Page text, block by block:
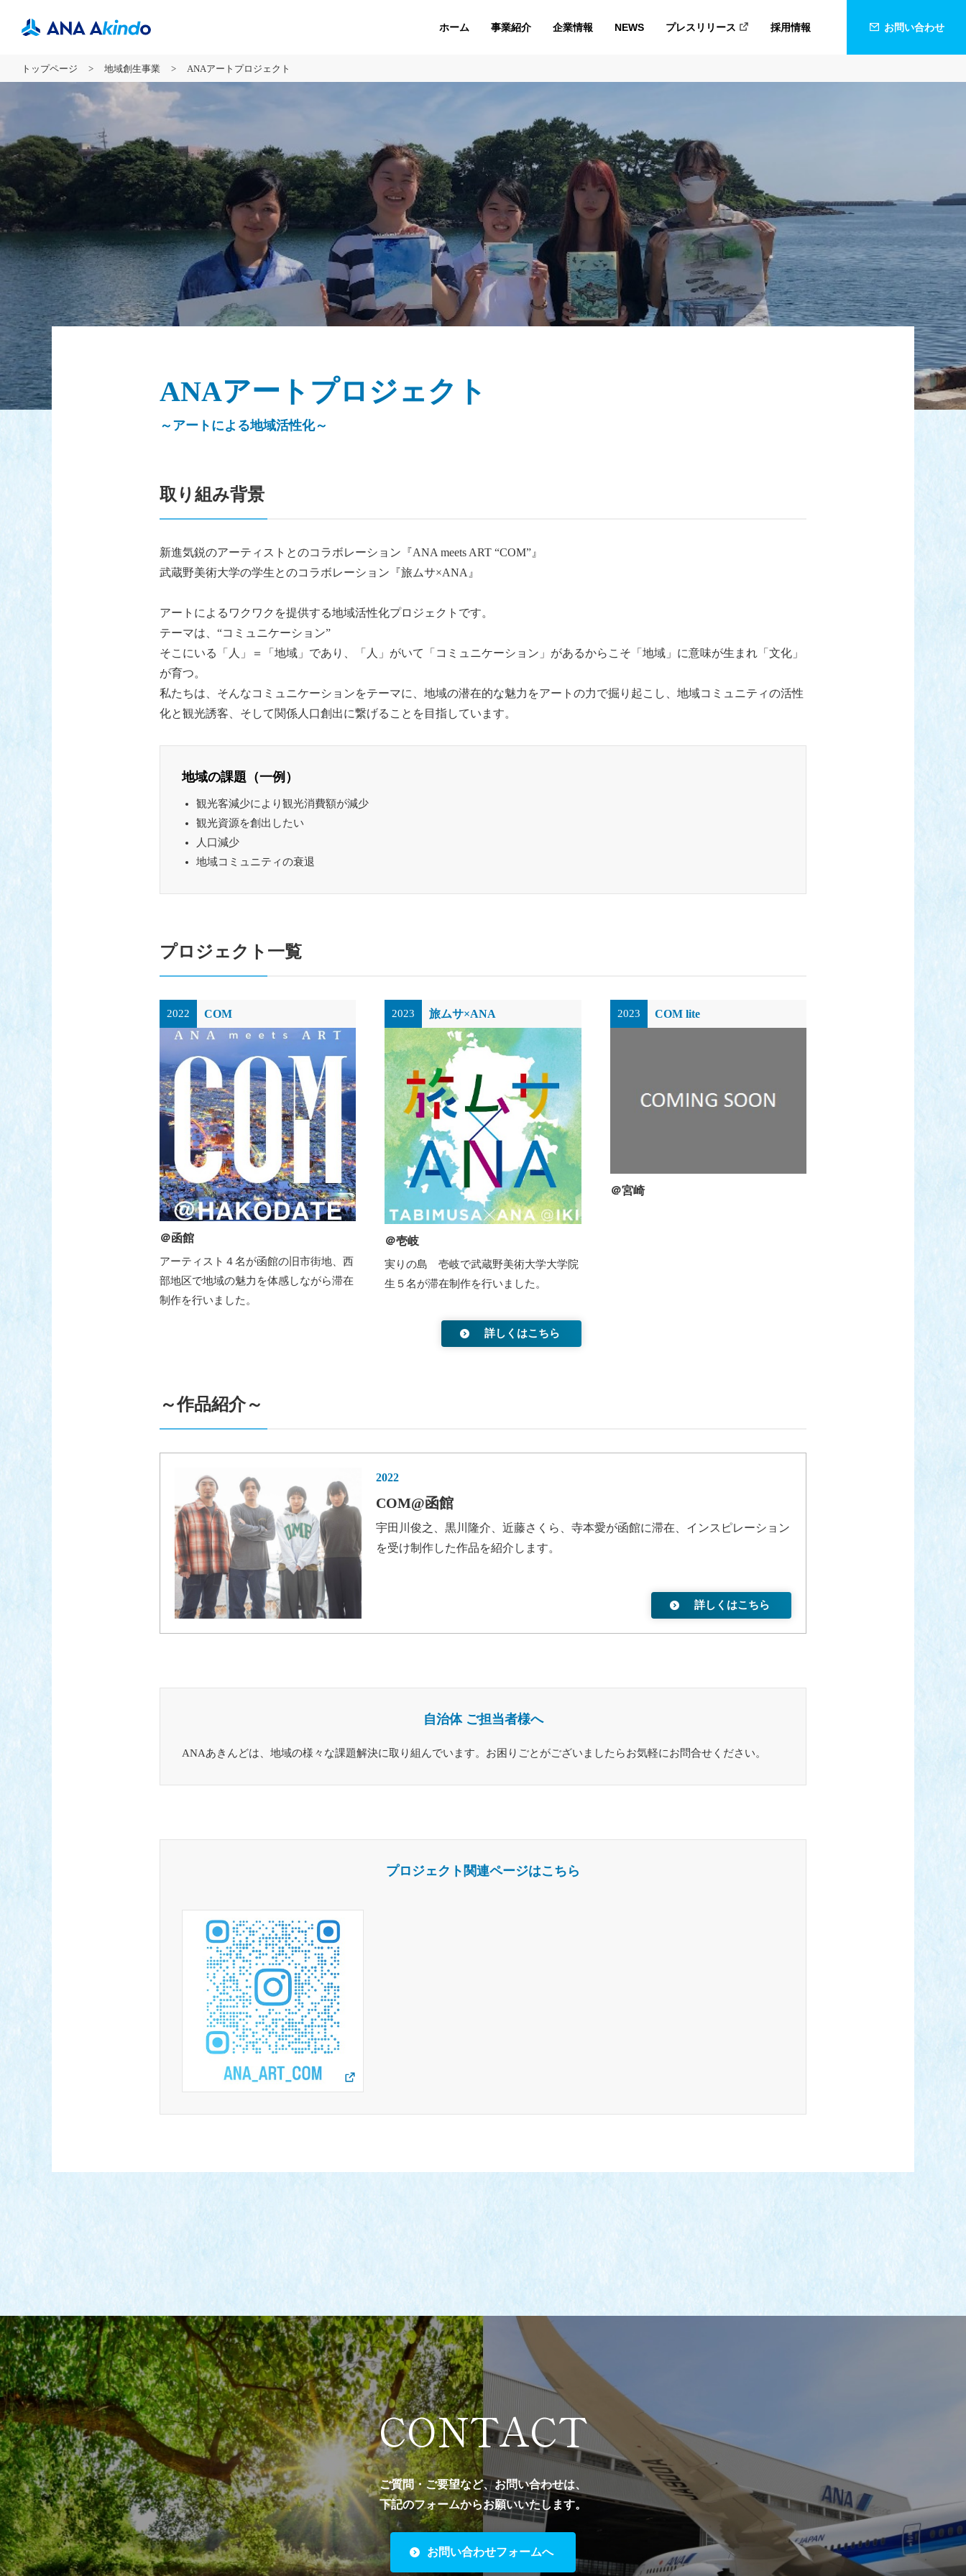
ホーム 事業紹介 企業情報 NEWS プレスリリース 採用情報 お問い合わせ
トップページ 地域創生事業 ANAアートプロジェクト
ANAアートプロジェクト
～アートによる地域活性化～
取り組み背景
新進気鋭のアーティストとのコラボレーション『ANA meets ART “COM”』
武蔵野美術大学の学生とのコラボレーション『旅ムサ×ANA』
アートによるワクワクを提供する地域活性化プロジェクトです。
テーマは、“コミュニケーション”
そこにいる「人」＝「地域」であり、「人」がいて「コミュニケーション」があるからこそ「地域」に意味が生まれ「文化」
が育つ。
私たちは、そんなコミュニケーションをテーマに、地域の潜在的な魅力をアートの力で掘り起こし、地域コミュニティの活性
化と観光誘客、そして関係人口創出に繋げることを目指しています。
地域の課題（一例）
観光客減少により観光消費額が減少
観光資源を創出したい
人口減少
地域コミュニティの衰退
プロジェクト一覧
2022 COM
＠函館
アーティスト４名が函館の旧市街地、西
部地区で地域の魅力を体感しながら滞在
制作を行いました。
2023 旅ムサ×ANA
＠壱岐
実りの島 壱岐で武蔵野美術大学大学院
生５名が滞在制作を行いました。
詳しくはこちら
2023 COM lite
＠宮崎
～作品紹介～
2022
COM@函館
宇田川俊之、黒川隆介、近藤さくら、寺本愛が函館に滞在、インスピレーション
を受け制作した作品を紹介します。
詳しくはこちら
自治体 ご担当者様へ
ANAあきんどは、地域の様々な課題解決に取り組んでいます。お困りごとがございましたらお気軽にお問合せください。
プロジェクト関連ページはこちら
CONTACT
ご質問・ご要望など、お問い合わせは、
下記のフォームからお願いいたします。
お問い合わせフォームへ